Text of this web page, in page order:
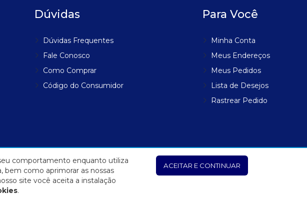
Dúvidas
Dúvidas Frequentes
Fale Conosco
Como Comprar
Código do Consumidor
Para Você
Minha Conta
Meus Endereços
Meus Pedidos
Lista de Desejos
Rastrear Pedido
comportamento enquanto utiliza
bem como aprimorar as nossas
site você aceita a instalação
.
ACEITAR E CONTINUAR